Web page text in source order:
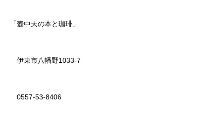
「壺中天の本と珈琲」
伊東市八幡野1033-7
0557-53-8406